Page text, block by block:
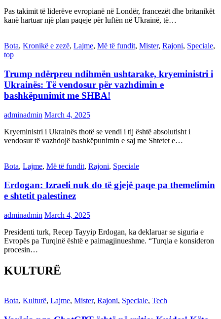
Pas takimit të liderëve evropianë në Londër, francezët dhe britanikët
kanë hartuar një plan paqeje për luftën në Ukrainë, të…
Bota, Kronikë e zezë, Lajme, Më të fundit, Mister, Rajoni, Speciale,
top
Trump ndërpreu ndihmën ushtarake, kryeministri i
Ukrainës: Të vendosur për vazhdimin e
bashkëpunimit me SHBA!
adminadmin March 4, 2025
Kryeministri i Ukrainës thotë se vendi i tij është absolutisht i
vendosur të vazhdojë bashkëpunimin e saj me Shtetet e…
Bota, Lajme, Më të fundit, Rajoni, Speciale
Erdogan: Izraeli nuk do të gjejë paqe pa themelimin
e shtetit palestinez
adminadmin March 4, 2025
Presidenti turk, Recep Tayyip Erdogan, ka deklaruar se siguria e
Evropës pa Turqinë është e paimagjinueshme. “Turqia e konsideron
procesin…
KULTURË
Bota, Kulturë, Lajme, Mister, Rajoni, Speciale, Tech